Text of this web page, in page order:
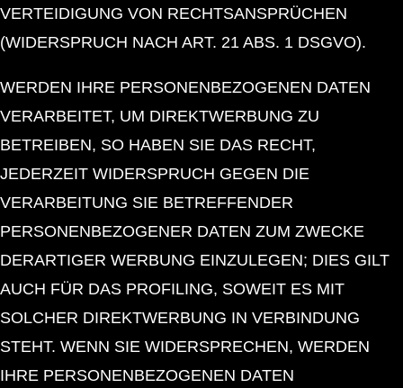
VERTEIDIGUNG VON RECHTSANSPRÜCHEN
(WIDERSPRUCH NACH ART. 21 ABS. 1 DSGVO).
WERDEN IHRE PERSONENBEZOGENEN DATEN
VERARBEITET, UM DIREKTWERBUNG ZU
BETREIBEN, SO HABEN SIE DAS RECHT,
JEDERZEIT WIDERSPRUCH GEGEN DIE
VERARBEITUNG SIE BETREFFENDER
PERSONENBEZOGENER DATEN ZUM ZWECKE
DERARTIGER WERBUNG EINZULEGEN; DIES GILT
AUCH FÜR DAS PROFILING, SOWEIT ES MIT
SOLCHER DIREKTWERBUNG IN VERBINDUNG
STEHT. WENN SIE WIDERSPRECHEN, WERDEN
IHRE PERSONENBEZOGENEN DATEN